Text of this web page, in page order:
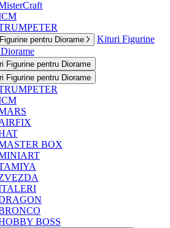
pentru Diorame
Kituri Figurine
Figurine pentru Diorame
Figurine pentru Diorame
BOX
BOSS